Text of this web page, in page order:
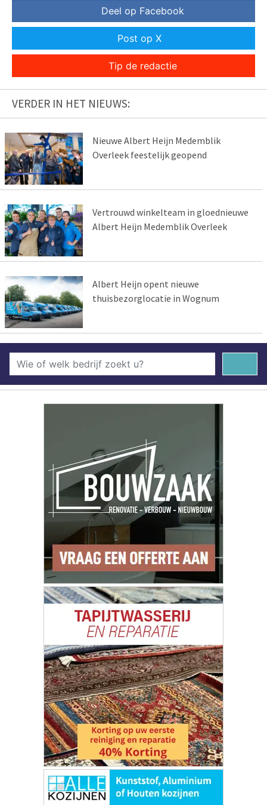
Deel op Facebook
Post op X
Tip de redactie
VERDER IN HET NIEUWS:
Nieuwe Albert Heijn Medemblik
Overleek feestelijk geopend
Vertrouwd winkelteam in gloednieuwe
Albert Heijn Medemblik Overleek
Albert Heijn opent nieuwe
thuisbezorglocatie in Wognum